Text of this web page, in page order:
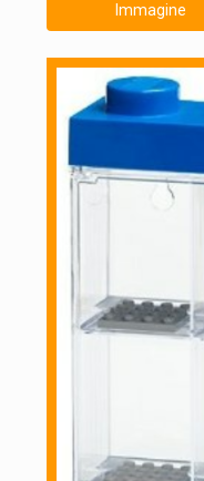
Immagine